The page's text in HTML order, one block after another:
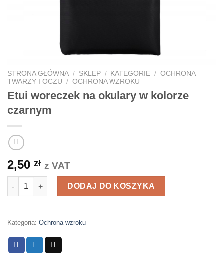
STRONA GŁÓWNA / SKLEP / KATEGORIE / OCHRONA
TWARZY I OCZU
/ OCHRONA WZROKU
Etui woreczek na okulary w kolorze
czarnym
2,50 zł z VAT
ilość Etui woreczek na okulary w kolorze czarnym
DODAJ DO KOSZYKA
Kategoria: Ochrona wzroku